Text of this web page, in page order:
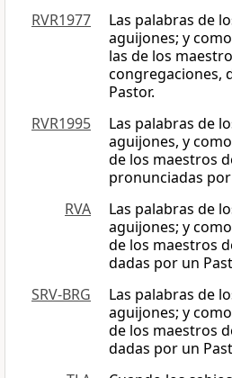
RVR1977
Las palabras de
aguijones; y
las de los
congregaciones,
Pastor.
RVR1995
Las palabras de
aguijones, y
de los maestros
pronunciadas
RVA
Las palabras de
aguijones; y
de los maestros
dadas por un
SRV-BRG
Las palabras de
aguijones; y
de los maestros
dadas por un